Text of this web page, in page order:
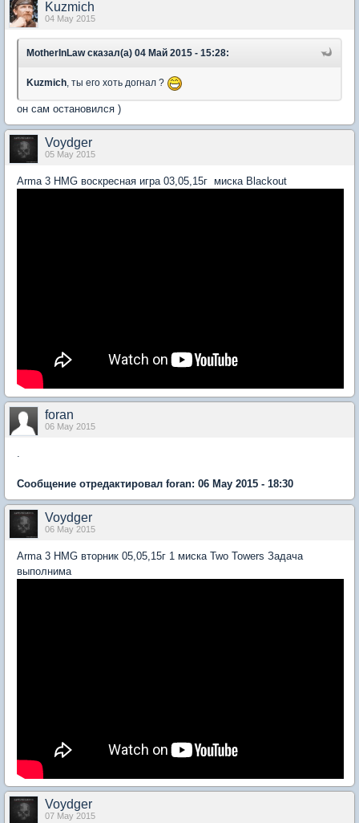
Kuzmich
04 May 2015
MotherInLaw сказал(а) 04 Май 2015 - 15:28:
Kuzmich, ты его хоть догнал ?
он сам остановился )
Voydger
05 May 2015
Arma 3 HMG воскресная игра 03,05,15г миска Blackout
foran
06 May 2015
Сообщение отредактировал foran: 06 May 2015 - 18:30
Voydger
06 May 2015
Arma 3 HMG вторник 05,05,15г 1 миска Two Towers Задача
выполнима
Voydger
07 May 2015